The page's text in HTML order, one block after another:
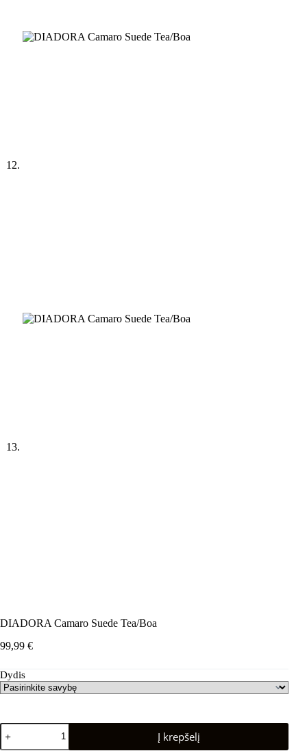
DIADORA Camaro Suede Tea/Boa
99,99 €
Dydis
produkto
kiekis:
Į krepšelį